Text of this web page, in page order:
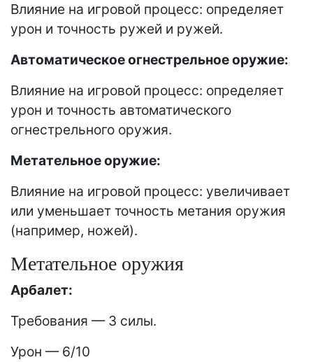
Влияние на игровой процесс: определяет
урон и точность ружей и ружей.
Автоматическое огнестрельное оружие:
Влияние на игровой процесс: определяет
урон и точность автоматического
огнестрельного оружия.
Метательное оружие:
Влияние на игровой процесс: увеличивает
или уменьшает точность метания оружия
(например, ножей).
Метательное оружия
Арбалет:
Требования — 3 силы.
Урон — 6/10